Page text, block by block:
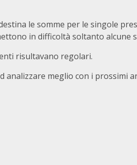
le somme per le singole
in difficoltà soltanto alcune
risultavano regolari.
analizzare meglio con i prossimi